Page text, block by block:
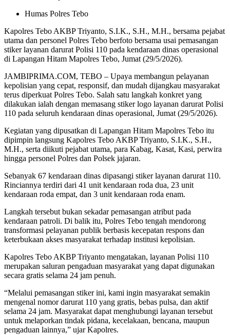
Humas Polres Tebo
Kapolres Tebo AKBP Triyanto, S.I.K., S.H., M.H., bersama pejabat
utama dan personel Polres Tebo berfoto bersama usai pemasangan
stiker layanan darurat Polisi 110 pada kendaraan dinas operasional
di Lapangan Hitam Mapolres Tebo, Jumat (29/5/2026).
JAMBIPRIMA.COM, TEBO – Upaya membangun pelayanan
kepolisian yang cepat, responsif, dan mudah dijangkau masyarakat
terus diperkuat Polres Tebo. Salah satu langkah konkret yang
dilakukan ialah dengan memasang stiker logo layanan darurat Polisi
110 pada seluruh kendaraan dinas operasional, Jumat (29/5/2026).
Kegiatan yang dipusatkan di Lapangan Hitam Mapolres Tebo itu
dipimpin langsung Kapolres Tebo AKBP Triyanto, S.I.K., S.H.,
M.H., serta diikuti pejabat utama, para Kabag, Kasat, Kasi, perwira
hingga personel Polres dan Polsek jajaran.
Sebanyak 67 kendaraan dinas dipasangi stiker layanan darurat 110.
Rinciannya terdiri dari 41 unit kendaraan roda dua, 23 unit
kendaraan roda empat, dan 3 unit kendaraan roda enam.
Langkah tersebut bukan sekadar pemasangan atribut pada
kendaraan patroli. Di balik itu, Polres Tebo tengah mendorong
transformasi pelayanan publik berbasis kecepatan respons dan
keterbukaan akses masyarakat terhadap institusi kepolisian.
Kapolres Tebo AKBP Triyanto mengatakan, layanan Polisi 110
merupakan saluran pengaduan masyarakat yang dapat digunakan
secara gratis selama 24 jam penuh.
“Melalui pemasangan stiker ini, kami ingin masyarakat semakin
mengenal nomor darurat 110 yang gratis, bebas pulsa, dan aktif
selama 24 jam. Masyarakat dapat menghubungi layanan tersebut
untuk melaporkan tindak pidana, kecelakaan, bencana, maupun
pengaduan lainnya,” ujar Kapolres.